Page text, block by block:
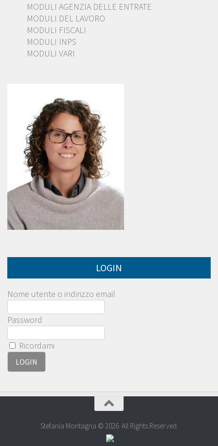
MODULI AGENZIA DELLE ENTRATE
MODULI DEL LAVORO
MODULI FISCALI
MODULI INPS
MODULI VARI
LOGIN
Nome utente o indirizzo email
Password
Ricordami
Stefania Montagna © 2026. All Rights Reserved.